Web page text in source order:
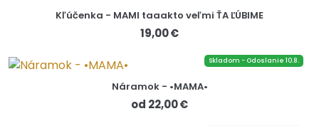
Kľúčenka - MAMI taaakto veľmi ŤA ĽÚBIME
19,00 €
Skladom - Odoslanie 10.8.
Náramok - •MAMA•
od 22,00 €